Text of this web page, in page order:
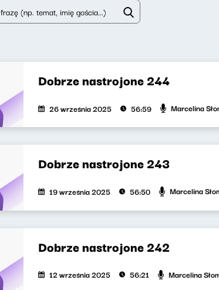
Dobrze nastrojone 244
26 września 2025 56:59 Marcelina
Dobrze nastrojone 243
19 września 2025 56:50 Marcelina
Dobrze nastrojone 242
12 września 2025 56:21 Marcelina